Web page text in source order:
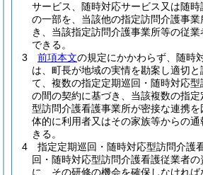
サービス、随時対応サービス又は随
の一部を、当該他の指定訪問介護事
き、当該指定訪問介護事業所等の従
できる。
3
前項本文の規定にかかわらず、随時
は、町長が地域の実情を勘案し適切
て、複数の指定定期巡回・随時対応
の間の契約に基づき、当該複数の指
型訪問介護看護事業所が密接な連携
体的に利用者又はその家族等からの
きる。
4
指定定期巡回・随時対応型訪問介護
回・随時対応型訪問介護看護従業者
に、その研修の機会を確保しなければ